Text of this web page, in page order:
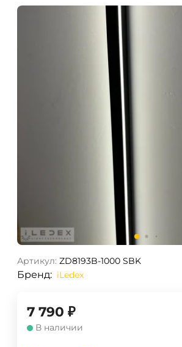
Артикул: ZD8193B-1000 SBK
Бренд: iLedex
7 790 ₽
В наличии